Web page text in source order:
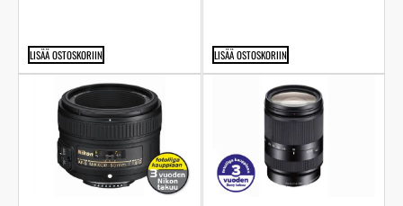
LISÄÄ OSTOSKORIIN LISÄÄ OSTOSKORIIN